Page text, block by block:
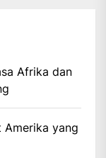
Afrika dan
Amerika yang